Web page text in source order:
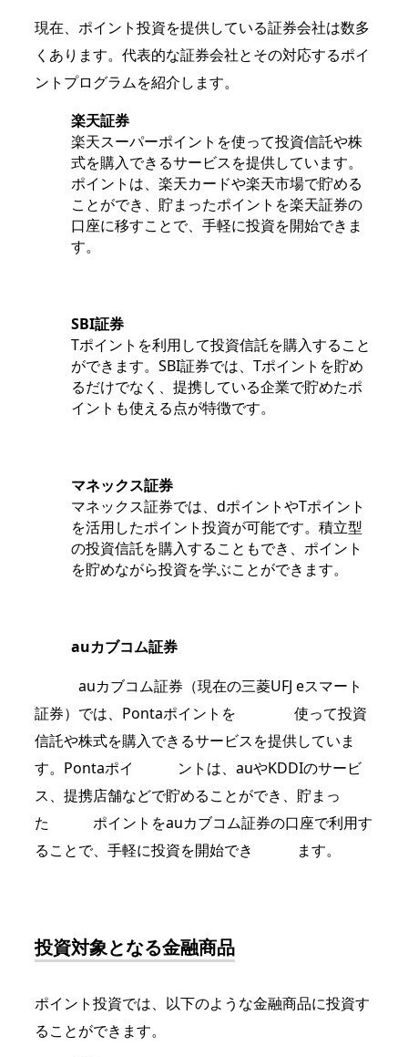
現在、ポイント投資を提供している証券会社は数多
くあります。代表的な証券会社とその対応するポイ
ントプログラムを紹介します。
楽天証券
楽天スーパーポイントを使って投資信託や株
式を購入できるサービスを提供しています。
ポイントは、楽天カードや楽天市場で貯める
ことができ、貯まったポイントを楽天証券の
口座に移すことで、手軽に投資を開始できま
す。
SBI証券
Tポイントを利用して投資信託を購入すること
ができます。SBI証券では、Tポイントを貯め
るだけでなく、提携している企業で貯めたポ
イントも使える点が特徴です。
マネックス証券
マネックス証券では、dポイントやTポイント
を活用したポイント投資が可能です。積立型
の投資信託を購入することもでき、ポイント
を貯めながら投資を学ぶことができます。
auカブコム証券
auカブコム証券（現在の三菱UFJ eスマート
証券）では、Pontaポイントを 使って投資
信託や株式を購入できるサービスを提供していま
す。Pontaポイ ントは、auやKDDIのサービ
ス、提携店舗などで貯めることができ、貯まっ
た ポイントをauカブコム証券の口座で利用す
ることで、手軽に投資を開始でき ます。
投資対象となる金融商品
ポイント投資では、以下のような金融商品に投資す
ることができます。